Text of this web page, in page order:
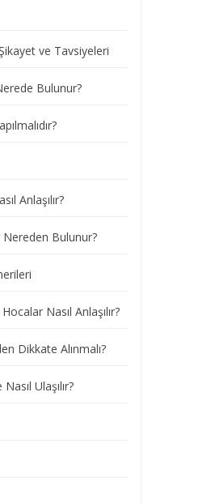
ve Tavsiyeleri
Bulunur?
Anlaşılır?
Bulunur?
Nasıl Anlaşılır?
Dikkate Alınmalı?
Ulaşılır?